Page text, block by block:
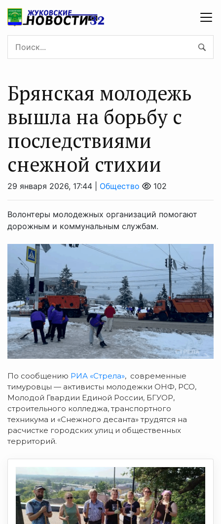
Брянская молодежь
вышла на борьбу с
последствиями
снежной стихии
29 января 2026, 17:44 | Общество 102
Волонтеры молодежных организаций помогают
дорожным и коммунальным службам.
По сообщению РИА «Стрела», современные
тимуровцы — активисты молодежки ОНФ, РСО,
Молодой Гвардии Единой России, БГУОР,
строительного колледжа, транспортного
техникума и «Снежного десанта» трудятся на
расчистке городских улиц и общественных
территорий.